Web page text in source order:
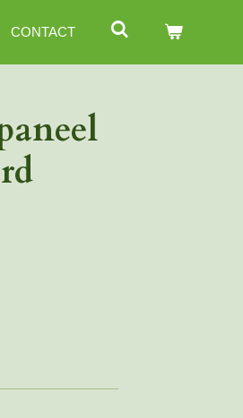
CONTACT